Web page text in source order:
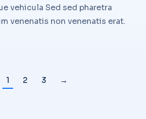
vehicula Sed sed pharetra
venenatis non venenatis erat.
1 2 3 →